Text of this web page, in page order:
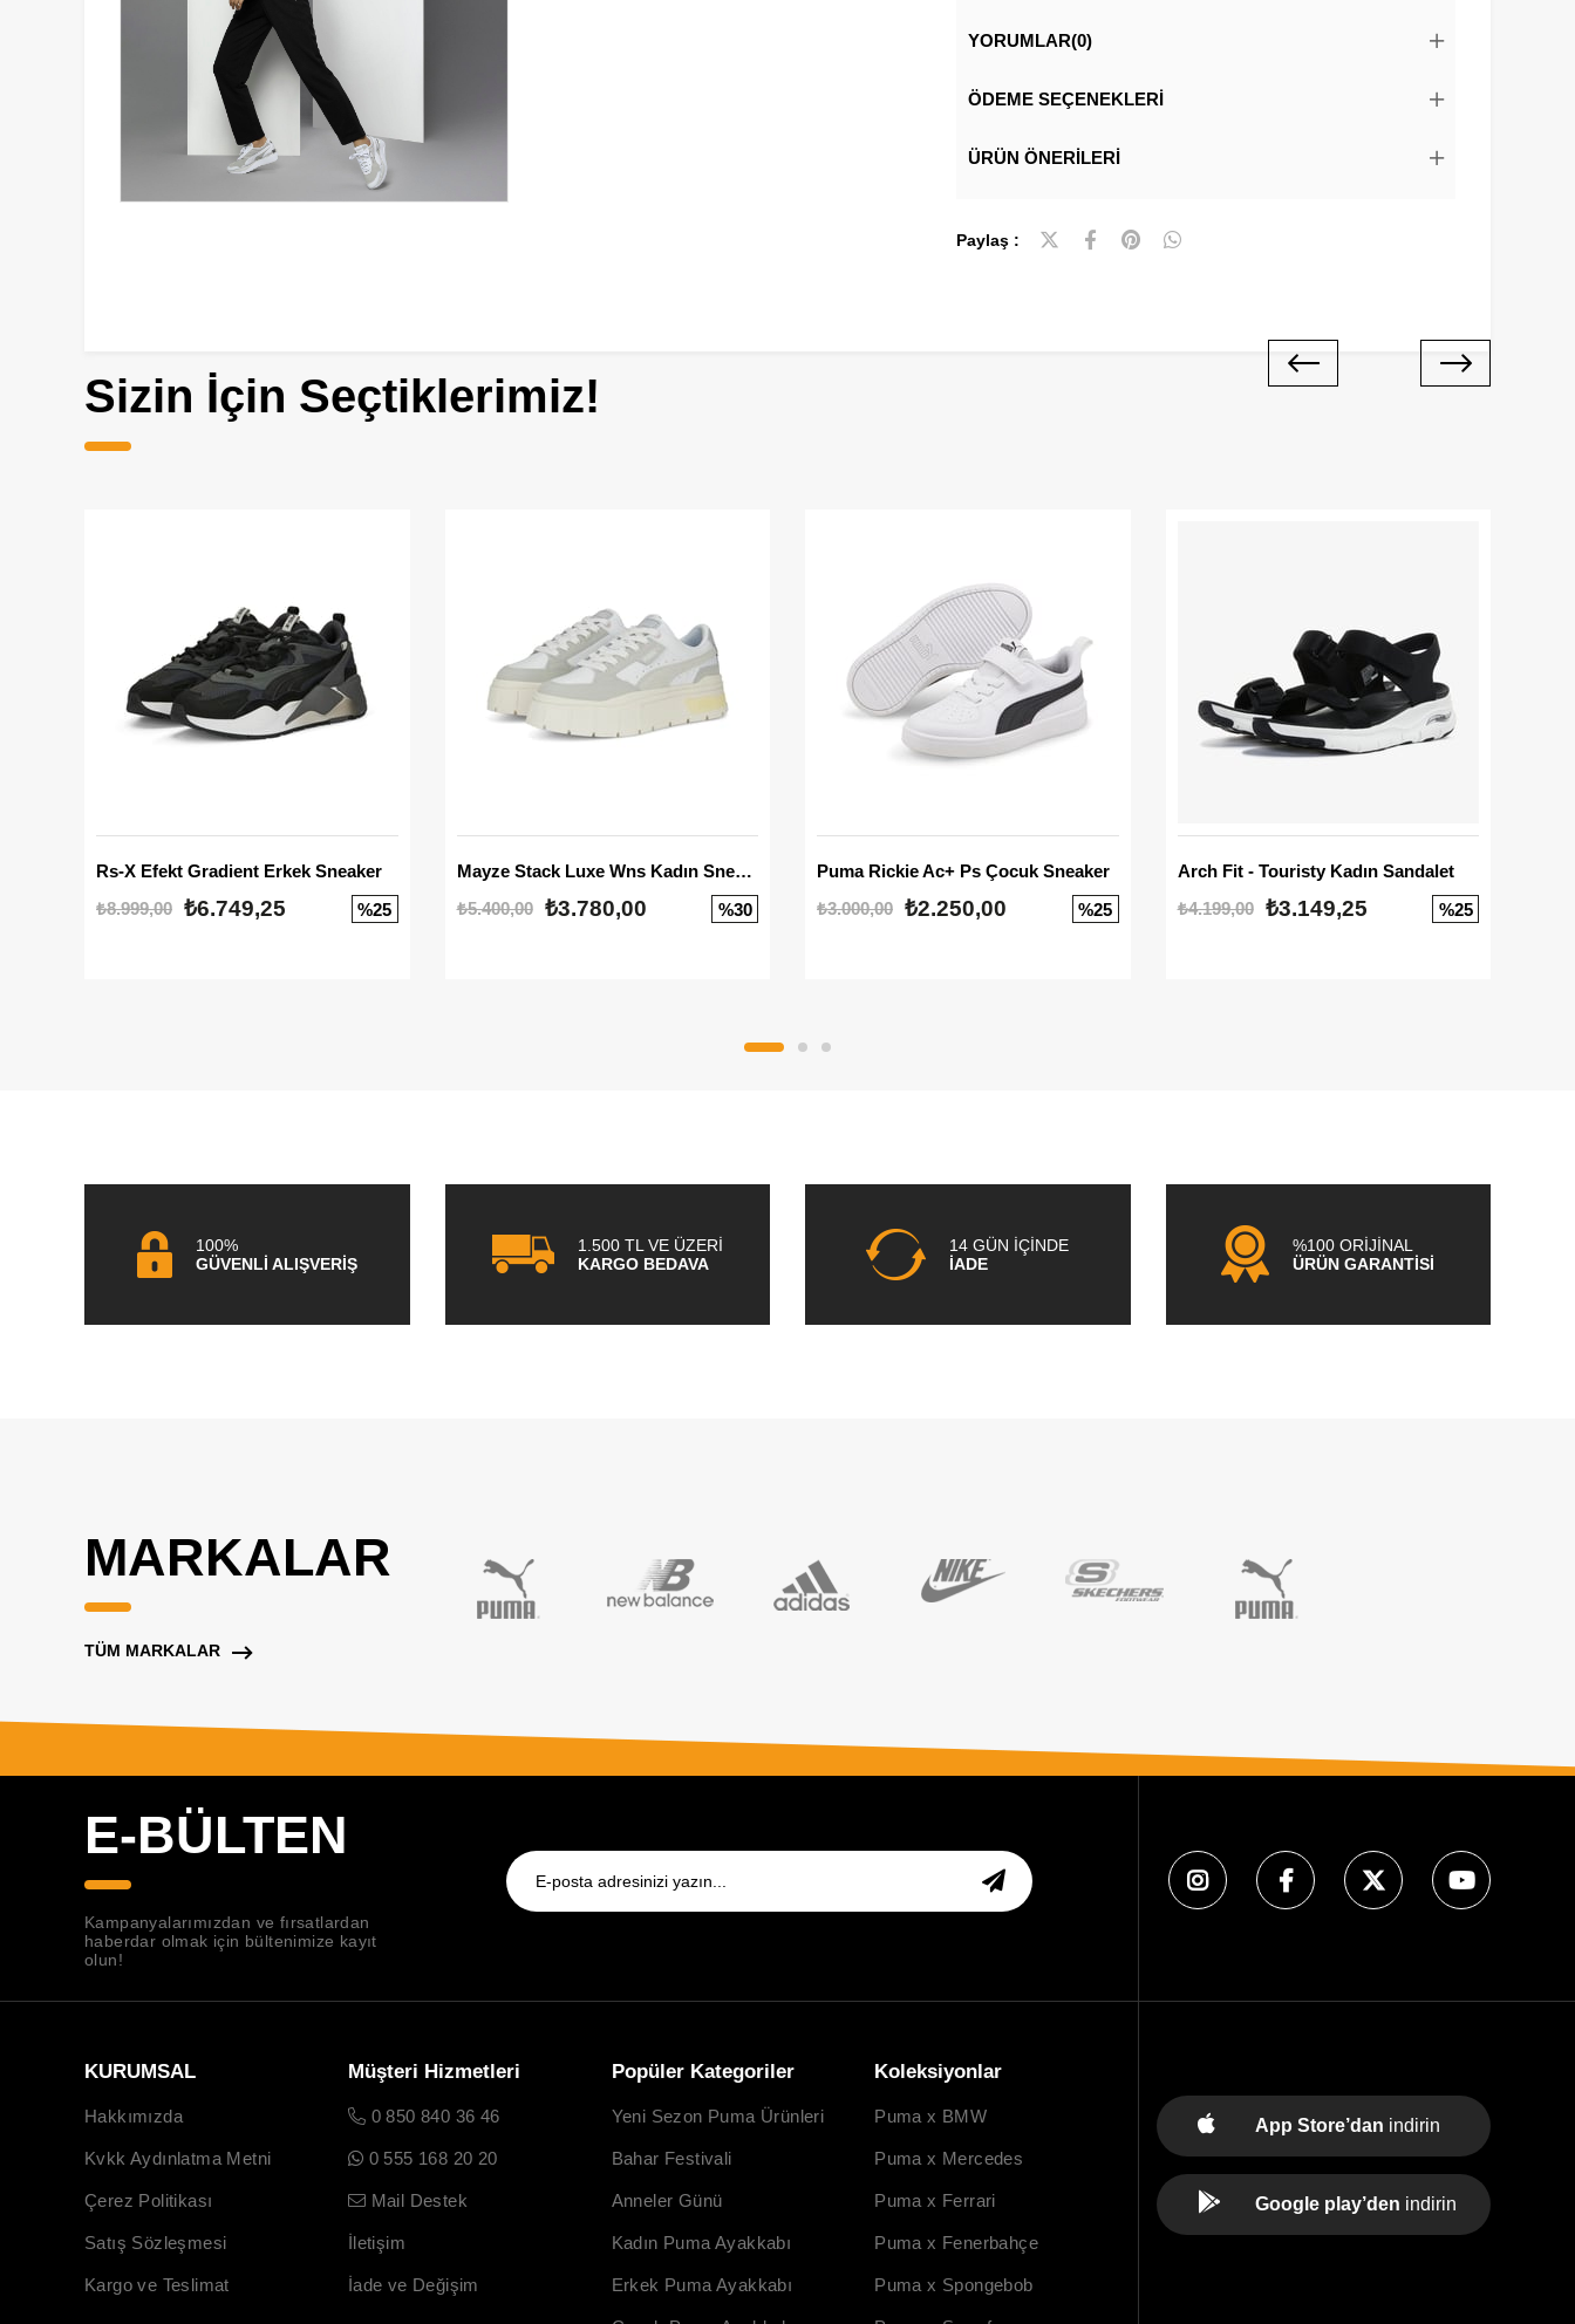
YORUMLAR(0)
ÖDEME SEÇENEKLERI
ÜRÜN ÖNERILERI
Paylaş :
Sizin İçin Seçtiklerimiz!
Rs-X Efekt Gradient Erkek Sneaker
₺8.999,00 ₺6.749,25 %25
Mayze Stack Luxe Wns Kadın Sneaker
₺5.400,00
₺3.780,00 %30
Puma Rickie Ac+ Ps Çocuk Sneaker
₺3.000,00 ₺2.250,00 %25
Arch Fit - Touristy Kadın Sandalet
₺4.199,00
₺3.149,25 %25
100%
GÜVENLİ ALIŞVERİŞ
1.500 TL VE ÜZERİ
KARGO BEDAVA
14 GÜN İÇİNDE
İADE
%100 ORİJİNAL
ÜRÜN GARANTİSİ
MARKALAR
TÜM MARKALAR
E-BÜLTEN
Kampanyalarımızdan ve fırsatlardan
haberdar olmak için bültenimize kayıt
olun!
KURUMSAL
Hakkımızda
Kvkk Aydınlatma Metni
Çerez Politikası
Satış Sözleşmesi
Kargo ve Teslimat
Müşteri Hizmetleri
0 850 840 36 46
0 555 168 20 20
Mail Destek
İletişim
İade ve Değişim
Popüler Kategoriler
Yeni Sezon Puma Ürünleri
Bahar Festivali
Anneler Günü
Kadın Puma Ayakkabı
Erkek Puma Ayakkabı
Koleksiyonlar
Puma x BMW
Puma x Mercedes
Puma x Ferrari
Puma x Fenerbahçe
Puma x Spongebob
App Store’dan indirin
Google play’den indirin